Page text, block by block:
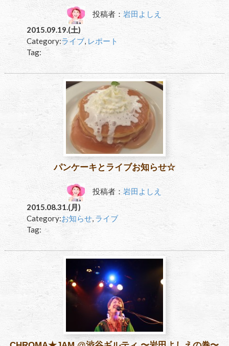
投稿者：岩田よしえ
2015.09.19.(土)
Category:ライブ, レポート
Tag:
パンケーキとライブお知らせ☆
投稿者：岩田よしえ
2015.08.31.(月)
Category:お知らせ, ライブ
Tag: